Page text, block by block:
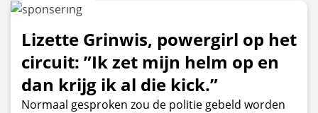
Lizette Grinwis, powergirl op het
circuit: ”Ik zet mijn helm op en
dan krijg ik al die kick.”
Normaal gesproken zou de politie gebeld worden